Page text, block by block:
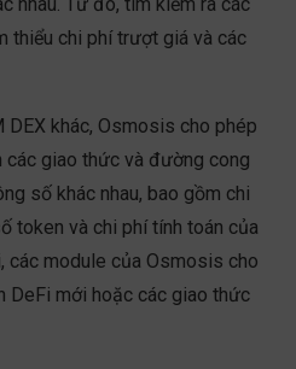
thiểu chi phí trượt giá và các
DEX khác, Osmosis cho phép
các giao thức và đường cong
số khác nhau, bao gồm chi
token và chi phí tính toán của
các module của Osmosis cho
DeFi mới hoặc các giao thức